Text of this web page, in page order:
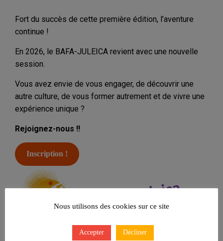
Fort du succès de cette première édition, l’aventure
continue !
En 2026, le BAFA-JULEICA revient avec une nouvelle
session.
Vous avez envie de vous engager, de découvrir une
autre culture, de vous former autrement et de vivre une
expérience unique ?
Rejoignez-nous !!
Inscription !
Nous utilisons des cookies sur ce site
Accepter Décliner